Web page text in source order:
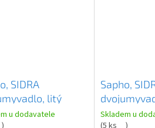
SIDRA
litý
141x46cm,
u dodavatele
)
Sapho,
mramor,
Skladem u
(5 ks )